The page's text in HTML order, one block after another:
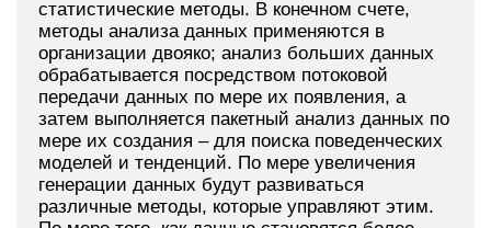
статистические методы. В конечном счете,
методы анализа данных применяются в
организации двояко; анализ больших данных
обрабатывается посредством потоковой
передачи данных по мере их появления, а
затем выполняется пакетный анализ данных по
мере их создания – для поиска поведенческих
моделей и тенденций. По мере увеличения
генерации данных будут развиваться
различные методы, которые управляют этим.